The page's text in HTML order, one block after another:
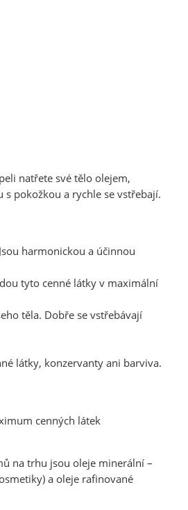
natřete své tělo olejem,
pokožkou a rychle se vstřebají.
harmonickou a účinnou
tyto cenné látky v maximální
těla. Dobře se vstřebávají
látky, konzervanty ani barviva.
cenných látek
na trhu jsou oleje minerální –
a oleje rafinované